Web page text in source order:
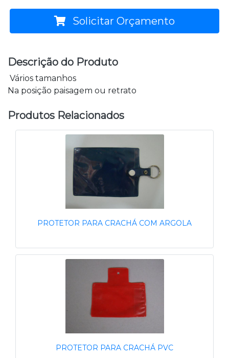
Solicitar Orçamento
Descrição do Produto
Vários tamanhos
Na posição paisagem ou retrato
Produtos Relacionados
PROTETOR PARA CRACHÁ COM ARGOLA
PROTETOR PARA CRACHÁ PVC